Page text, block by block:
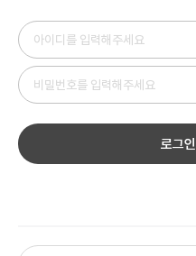
로그인